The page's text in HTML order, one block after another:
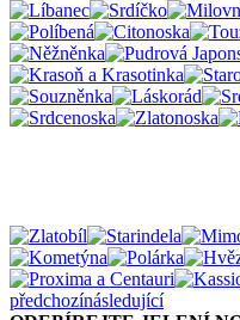
předchozínásledující